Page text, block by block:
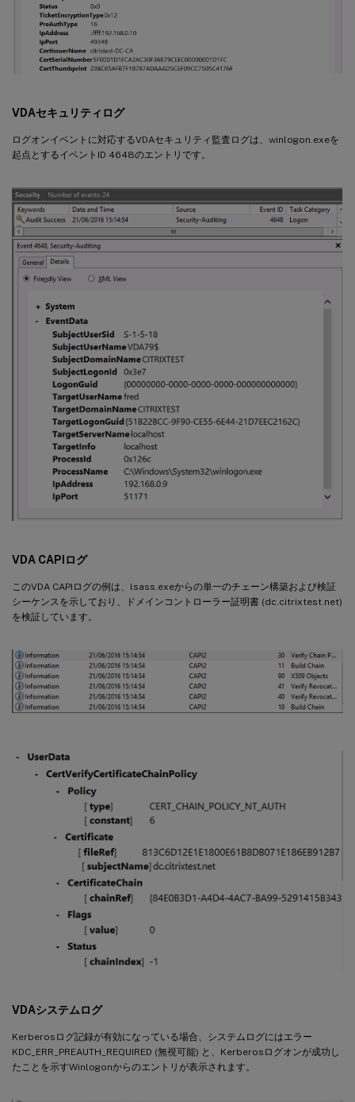
VDAセキュリティログ
ログオンイベントに対応するVDAセキュリティ監査ログは、winlogon.exeを
起点とするイベントID 4648のエントリです。
VDA CAPIログ
このVDA CAPIログの例は、lsass.exeからの単一のチェーン構築および検証
シーケンスを示しており、ドメインコントローラー証明書 (dc.citrixtest.net)
を検証しています。
VDAシステムログ
Kerberosログ記録が有効になっている場合、システムログにはエラー
KDC_ERR_PREAUTH_REQUIRED (無視可能) と、Kerberosログオンが成功し
たことを示すWinlogonからのエントリが表示されます。